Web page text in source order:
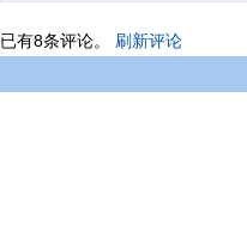
已有8条评论。 刷新评论